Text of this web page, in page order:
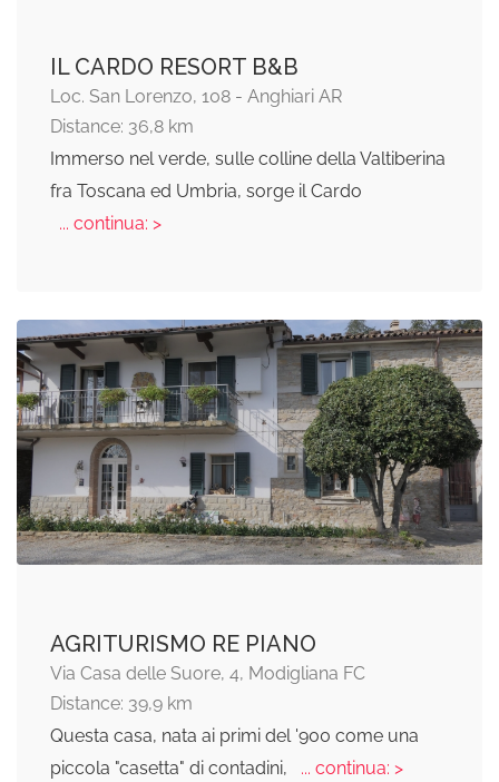
IL CARDO RESORT B&B
Loc. San Lorenzo, 108 - Anghiari AR
Distance: 36,8 km
Immerso nel verde, sulle colline della Valtiberina
fra Toscana ed Umbria, sorge il Cardo
... continua: >
AGRITURISMO RE PIANO
Via Casa delle Suore, 4, Modigliana FC
Distance: 39,9 km
Questa casa, nata ai primi del '900 come una
piccola "casetta" di contadini,
... continua: >